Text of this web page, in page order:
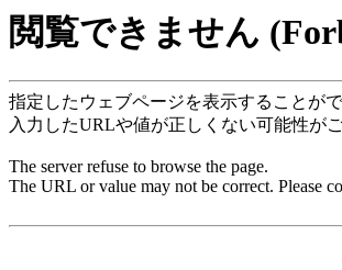
閲覧できません
指定したウェブページを表示することがで
入力したURLや値が正しくない可能性が
The server refuse to browse the page.
The URL or value may not be correct. Please